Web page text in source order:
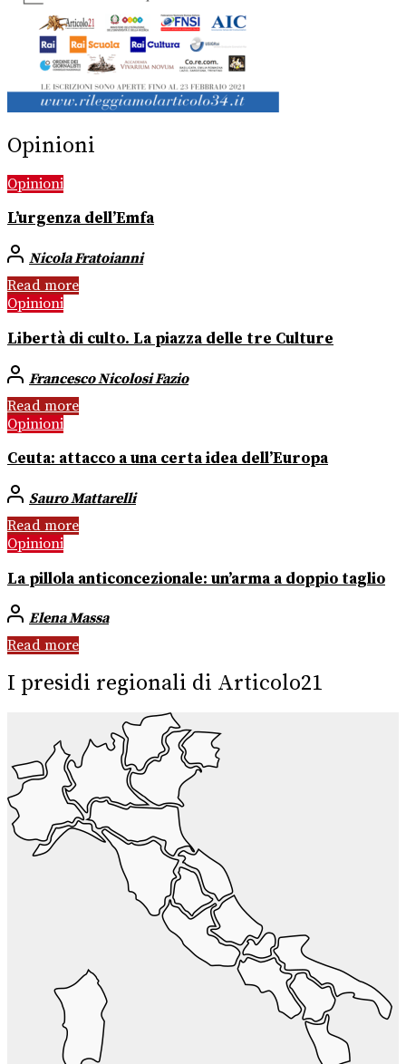
Opinioni
Opinioni
L’urgenza dell’Emfa
Nicola Fratoianni
Read more
Opinioni
Libertà di culto. La piazza delle tre Culture
Francesco Nicolosi Fazio
Read more
Opinioni
Ceuta: attacco a una certa idea dell’Europa
Sauro Mattarelli
Read more
Opinioni
La pillola anticoncezionale: un’arma a doppio taglio
Elena Massa
Read more
I presidi regionali di Articolo21